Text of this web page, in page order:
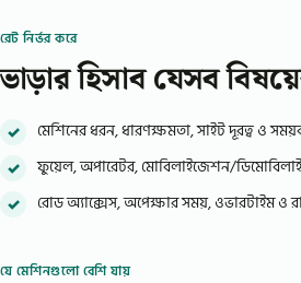
রেট নির্ভর করে
ভাড়ার হিসাব যেসব
মেশিনের ধরন, ধারণক্ষমতা, সাইট দূরত্ব ও
ফুয়েল, অপারেটর, মোবিলাইজেশন/
রোড অ্যাক্সেস, অপেক্ষার সময়, ওভারটাইম ও
যে মেশিনগুলো বেশি যায়